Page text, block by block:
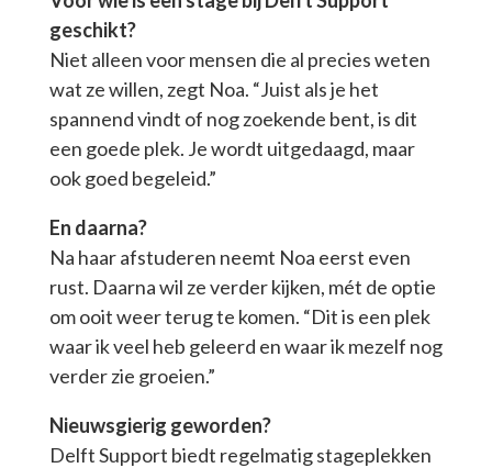
geschikt?
Niet alleen voor mensen die al precies weten
wat ze willen, zegt Noa. “Juist als je het
spannend vindt of nog zoekende bent, is dit
een goede plek. Je wordt uitgedaagd, maar
ook goed begeleid.”
En daarna?
Na haar afstuderen neemt Noa eerst even
rust. Daarna wil ze verder kijken, mét de optie
om ooit weer terug te komen. “Dit is een plek
waar ik veel heb geleerd en waar ik mezelf nog
verder zie groeien.”
Nieuwsgierig geworden?
Delft Support biedt regelmatig stageplekken